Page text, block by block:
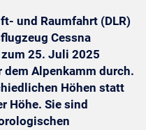
und Raumfahrt (DLR)
Cessna
zum 25. Juli 2025
Alpenkamm durch.
Höhen statt
Höhe. Sie sind